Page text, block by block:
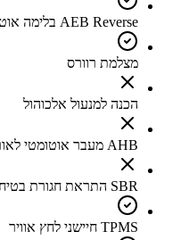
AEB Reverse בלימה אוטונומית בנסיעה לאחור
מצלמת רוורס
הכנה למנעול אלכוהול
AHB מעבר אוטומטי לאורות גבוהים
SBR התראת חגורת בטיחות
TPMS חיישני לחץ אוויר